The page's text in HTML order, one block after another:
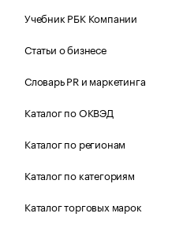
Учебник РБК Компании
Статьи о бизнесе
Словарь PR и маркетинга
Каталог по ОКВЭД
Каталог по регионам
Каталог по категориям
Каталог торговых марок